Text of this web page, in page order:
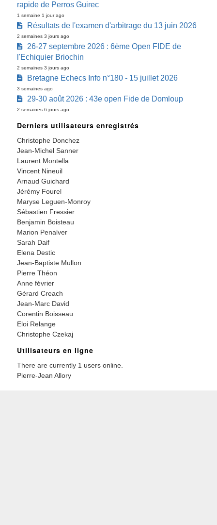
rapide de Perros Guirec
1 semaine 1 jour ago
Résultats de l'examen d'arbitrage du 13 juin 2026
2 semaines 3 jours ago
26-27 septembre 2026 : 6ème Open FIDE de
l'Echiquier Briochin
2 semaines 3 jours ago
Bretagne Echecs Info n°180 - 15 juillet 2026
3 semaines ago
29-30 août 2026 : 43e open Fide de Domloup
2 semaines 6 jours ago
Derniers utilisateurs enregistrés
Christophe Donchez
Jean-Michel Sanner
Laurent Montella
Vincent Nineuil
Arnaud Guichard
Jérémy Fourel
Maryse Leguen-Monroy
Sébastien Fressier
Benjamin Boisteau
Marion Penalver
Sarah Daif
Elena Destic
Jean-Baptiste Mullon
Pierre Théon
Anne février
Gérard Creach
Jean-Marc David
Corentin Boisseau
Eloi Relange
Christophe Czekaj
Utilisateurs en ligne
There are currently 1 users online.
Pierre-Jean Allory